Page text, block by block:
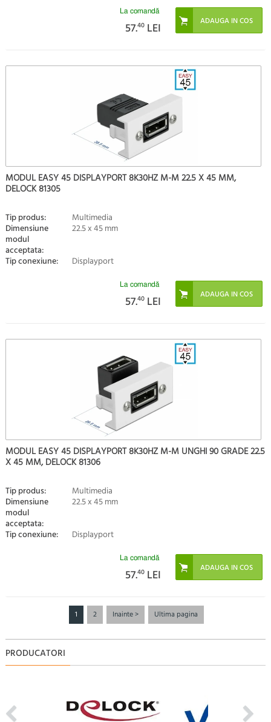
La comandă
57.40 LEI
MODUL EASY 45 DISPLAYPORT 8K30HZ M-M 22.5 X 45 MM,
DELOCK 81305
Tip produs: Multimedia
Dimensiune
modul
acceptata:
22.5 x 45 mm
Tip conexiune: Displayport
La comandă
57.40 LEI
MODUL EASY 45 DISPLAYPORT 8K30HZ M-M UNGHI 90 GRADE 22.5
X 45 MM, DELOCK 81306
Tip produs: Multimedia
Dimensiune
modul
acceptata:
22.5 x 45 mm
Tip conexiune: Displayport
La comandă
57.40 LEI
1 2 Inainte > Ultima pagina
PRODUCATORI